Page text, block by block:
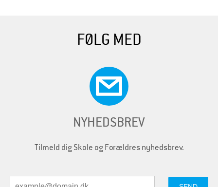
FØLG MED
NYHEDSBREV
Tilmeld dig Skole og Forældres nyhedsbrev.